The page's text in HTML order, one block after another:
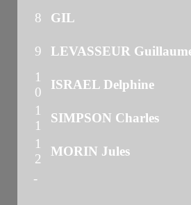
8 GIL
9
LEVASSEUR
1
0
ISRAEL Delphine
1
1
SIMPSON Charles
1
2
MORIN Jules
-